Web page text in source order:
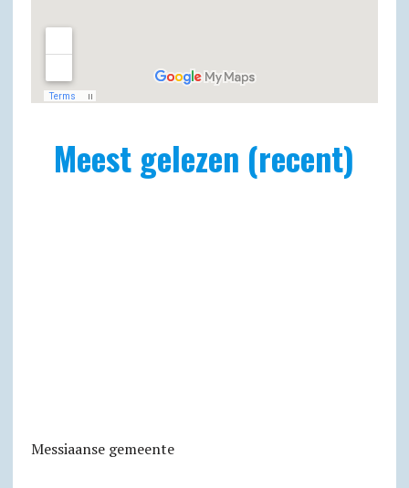
Meest gelezen (recent)
Messiaanse gemeente